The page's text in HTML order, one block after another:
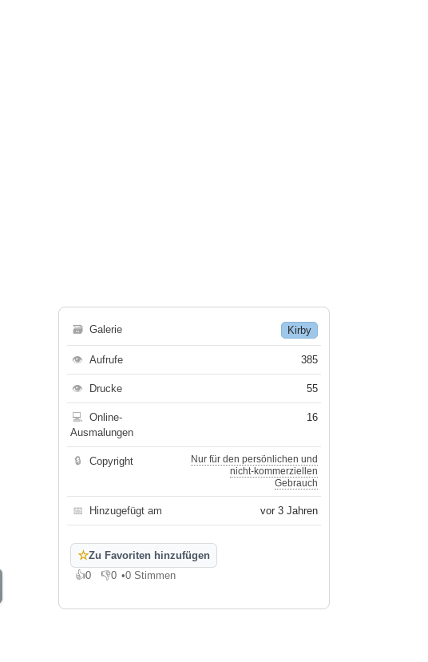
🗃 Galerie Kirby
👁 Aufrufe 385
👁 Drucke 55
💻
Online-
Ausmalungen
16
🔒 Copyright
Nur für den persönlichen und
nicht-kommerziellen
Gebrauch
📅 Hinzugefügt am vor 3 Jahren
☆Zu Favoriten hinzufügen
👍0
Gefällt mir
👎0
Gefällt mir nicht
•0 Stimmen